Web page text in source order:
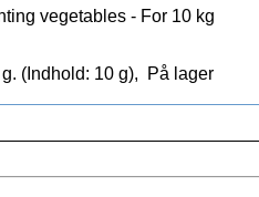
vegetables - For 10 kg
(Indhold: 10 g), På lager